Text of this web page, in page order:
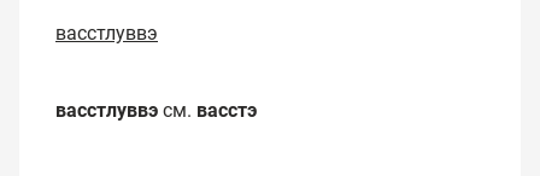
васстлуввэ
васстлуввэ см. васстэ